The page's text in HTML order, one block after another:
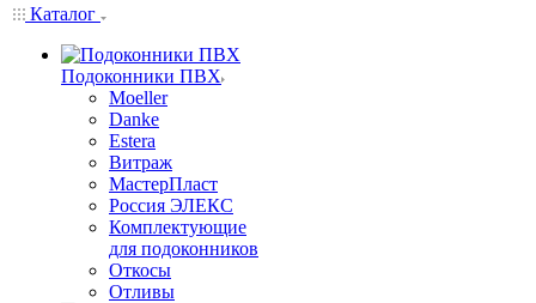
Каталог
Подоконники ПВХ
Moeller
Danke
Estera
Витраж
МастерПласт
Россия ЭЛЕКС
Комплектующие
для подоконников
Откосы
Отливы